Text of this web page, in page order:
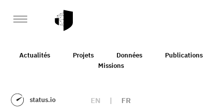
Actualités Projets Données
Publications
Missions
status.io EN | FR